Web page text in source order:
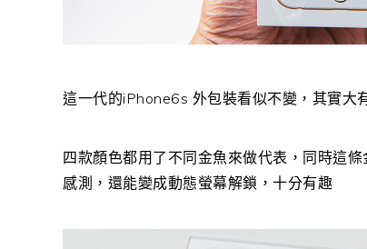
這一代的iPhone6s 外包裝看似不變，其實大
四款顏色都用了不同金魚來做代表，同時這
感測，還能變成動態螢幕解鎖，十分有趣